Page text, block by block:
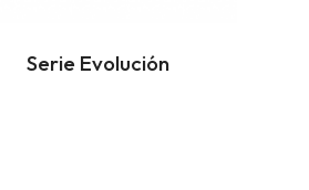
Serie Evolución